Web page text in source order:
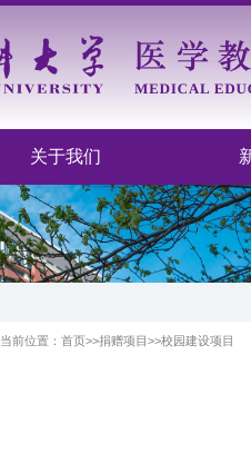
关于我们
当前位置： 首页>>捐赠项目 >>校园建设项目